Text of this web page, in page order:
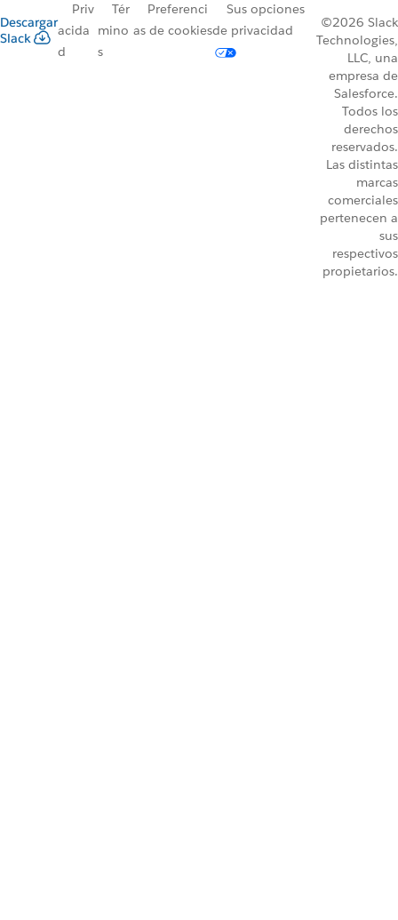
Descargar
Slack
Priv
acida
d
Tér
mino
s
Preferenci
as de cookies
Sus opciones
de privacidad
©2026 Slack
Technologies,
LLC, una
empresa de
Salesforce.
Todos los
derechos
reservados.
Las distintas
marcas
comerciales
pertenecen a
sus
respectivos
propietarios.